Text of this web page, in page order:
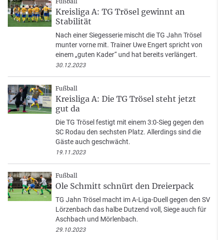
Kreisliga A: TG Trösel gewinnt an
Stabilität
Nach einer Siegesserie mischt die TG Jahn Trösel
munter vorne mit. Trainer Uwe Engert spricht von
einem „guten Kader“ und hat bereits verlängert.
30.12.2023
Fußball
Kreisliga A: Die TG Trösel steht jetzt
gut da
Die TG Trösel festigt mit einem 3:0-Sieg gegen den
SC Rodau den sechsten Platz. Allerdings sind die
Gäste auch geschwächt.
19.11.2023
Fußball
Ole Schmitt schnürt den Dreierpack
TG Jahn Trösel macht im A-Liga-Duell gegen den SV
Lörzenbach das halbe Dutzend voll, Siege auch für
Aschbach und Mörlenbach.
29.10.2023